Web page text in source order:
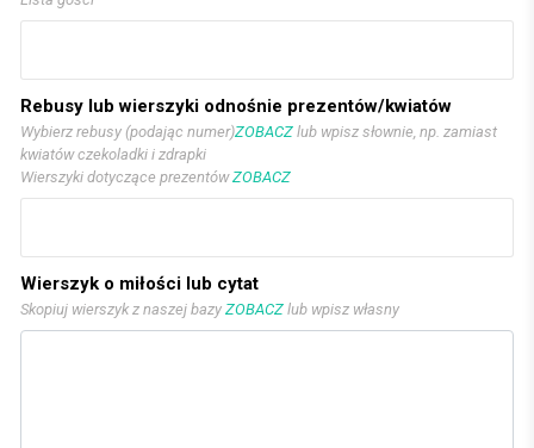
Rebusy lub wierszyki odnośnie prezentów/kwiatów
Wybierz rebusy (podając numer)ZOBACZ lub wpisz słownie, np. zamiast
kwiatów czekoladki i zdrapki
Wierszyki dotyczące prezentówZOBACZ
Wierszyk o miłości lub cytat
Skopiuj wierszyk z naszej bazy ZOBACZ lub wpisz własny